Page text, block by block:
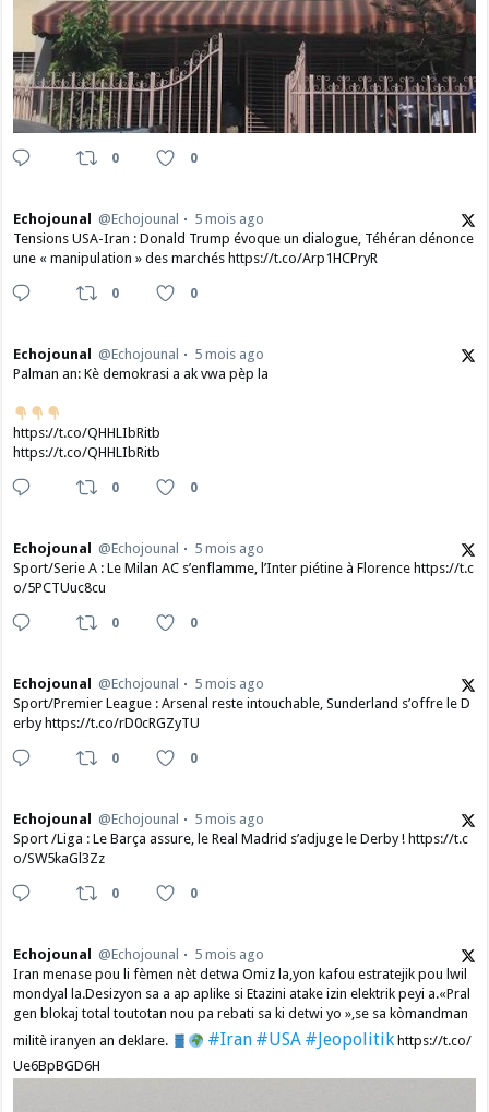
0 0
Echojounal @Echojounal
5 mois ago
Tensions USA-Iran : Donald Trump évoque un dialogue, Téhéran dénonce
une « manipulation » des marchés https://t.co/Arp1HCPryR
0 0
Echojounal @Echojounal
5 mois ago
Palman an: Kè demokrasi a ak vwa pèp la
https://t.co/QHHLIbRitb
https://t.co/QHHLIbRitb
0 0
Echojounal @Echojounal
5 mois ago
Sport/Serie A : Le Milan AC s’enflamme, l’Inter piétine à Florence https://t.c
o/5PCTUuc8cu
0 0
Echojounal @Echojounal
5 mois ago
Sport/Premier League : Arsenal reste intouchable, Sunderland s’offre le D
erby https://t.co/rD0cRGZyTU
0 0
Echojounal @Echojounal
5 mois ago
Sport /Liga : Le Barça assure, le Real Madrid s’adjuge le Derby ! https://t.c
o/SW5kaGl3Zz
0 0
Echojounal @Echojounal
5 mois ago
Iran menase pou li fèmen nèt detwa Omiz la,yon kafou estratejik pou lwil
mondyal la.Desizyon sa a ap aplike si Etazini atake izin elektrik peyi a.​«Pral
gen blokaj total toutotan nou pa rebati sa ki detwi yo »,se sa kòmandman
militè iranyen an deklare.
#Iran #USA #Jeopolitikhttps://t.co/
Ue6BpBGD6H